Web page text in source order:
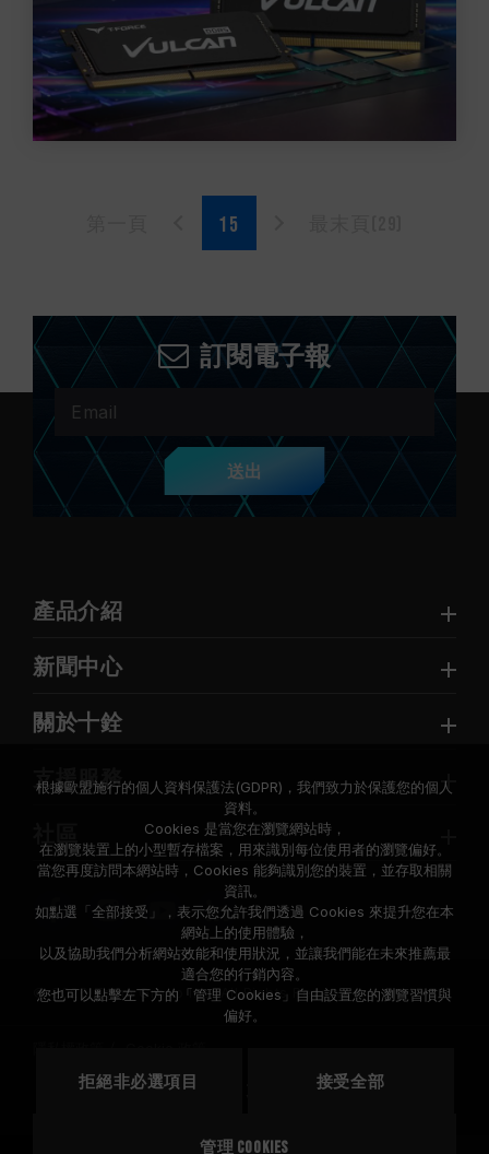
訂閱電子報
送出
產品介紹
新聞中心
關於十銓
支援服務
© 2026 Team Group Inc. All Rights Reserved.
美國
根據歐盟施行的個人資料保護法(GDPR)，我們致力於保護您的個人
資料。
Cookies 是當您在瀏覽網站時，
在瀏覽裝置上的小型暫存檔案，用來識別每位使用者的瀏覽偏好。
當您再度訪問本網站時，Cookies 能夠識別您的裝置，並存取相關
資訊。
如點選「全部接受」，表示您允許我們透過 Cookies 來提升您在本
網站上的使用體驗，
以及協助我們分析網站效能和使用狀況，並讓我們能在未來推薦最
適合您的行銷內容。
您也可以點擊左下方的「管理 Cookies」自由設置您的瀏覽習慣與
偏好。
拒絕非必選項目 接受全部
管理 Cookies